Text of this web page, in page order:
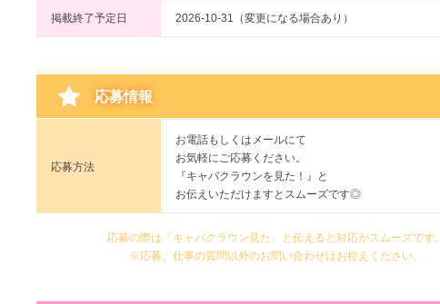
掲載終了予定日 2026-10-31（変更になる場合あり）
応募情報
応募方法
お電話もしくはメールにて
お気軽にご応募ください。
『キャバクラウンを見た！』と
お伝えいただけますとスムーズです◎
応募の際は「キャバクラウン見た」と伝えると対応がスムーズです。
※応募、仕事の質問以外のお問い合わせはお控えください。